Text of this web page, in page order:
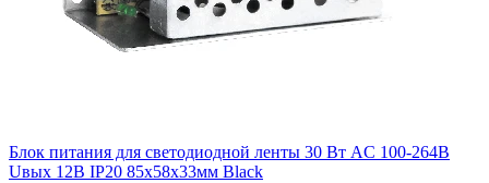
Блок питания для светодиодной ленты 30 Вт AC 100-264В
Uвых 12В IP20 85х58х33мм Black